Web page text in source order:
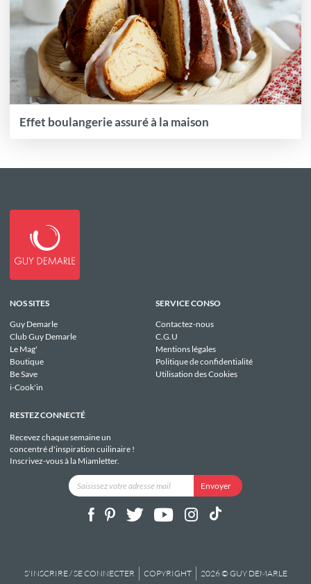
Effet boulangerie assuré à la maison
NOS SITES
Guy Demarle
Club Guy Demarle
Le Mag'
Boutique
Be Save
i-Cook'in
SERVICE CONSO
Contactez-nous
C.G.U
Mentions légales
Politique de confidentialité
Utilisation des Cookies
RESTEZ CONNECTÉ
Recevez chaque semaine un
concentré d'inspiration cuilinaire !
Inscrivez-vous à la Miamletter.
S'INSCRIRE / SE CONNECTER COPYRIGHT 2026 © GUY DEMARLE